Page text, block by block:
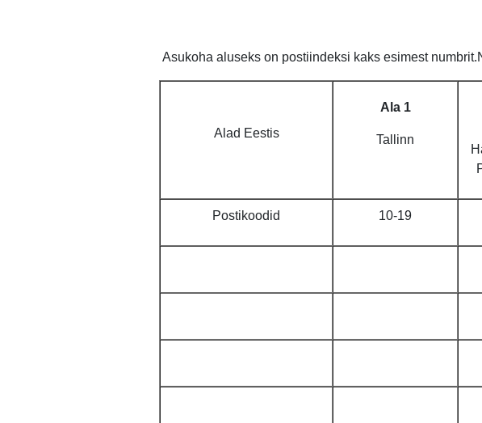
Asukoha aluseks on postiindeksi kaks esimest
Alad Eestis
Ala 1
Tallinn
Postikoodid 10-19